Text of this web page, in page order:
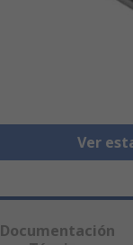
Ver
Documentación